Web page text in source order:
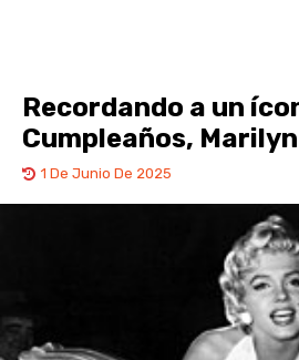
Recordando a un
Cumpleaños,
1 De Junio De 2025